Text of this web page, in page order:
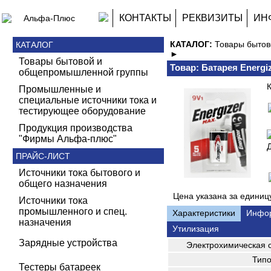
КОНТАКТЫ РЕКВИЗИТЫ
КАТАЛОГ
Товары бытовой и
общепромышленной группы
Промышленные и
специальные источники тока и
тестирующее оборудование
Продукция производства
"Фирмы Альфа-плюс"
ПРАЙС-ЛИСТ
Источники тока бытового и
общего назначения
Источники тока
промышленного и спец.
назначения
Зарядные устройства
Тестеры батареек
КАТАЛОГ: Товары
►
Товар: Батарея
Цена указана за
Характеристики
Утилизация
Электрохимическая